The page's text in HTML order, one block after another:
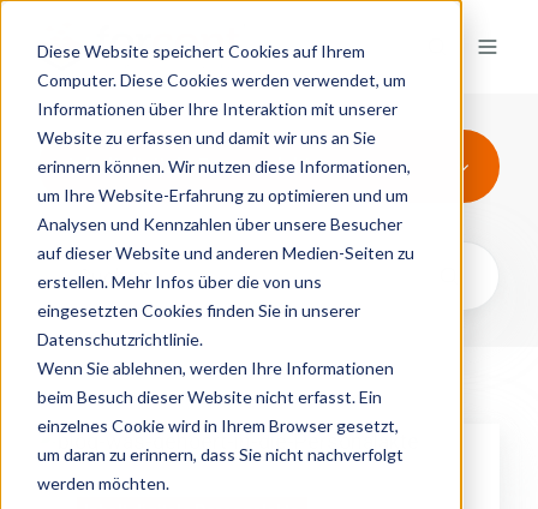
Diese Website speichert Cookies auf Ihrem
Computer. Diese Cookies werden verwendet, um
Informationen über Ihre Interaktion mit unserer
Website zu erfassen und damit wir uns an Sie
erinnern können. Wir nutzen diese Informationen,
um Ihre Website-Erfahrung zu optimieren und um
Analysen und Kennzahlen über unsere Besucher
auf dieser Website und anderen Medien-Seiten zu
erstellen. Mehr Infos über die von uns
eingesetzten Cookies finden Sie in unserer
Datenschutzrichtlinie.
Wenn Sie ablehnen, werden Ihre Informationen
beim Besuch dieser Website nicht erfasst. Ein
einzelnes Cookie wird in Ihrem Browser gesetzt,
um daran zu erinnern, dass Sie nicht nachverfolgt
werden möchten.
Inhalt digitale Personalakte
Was
gehört